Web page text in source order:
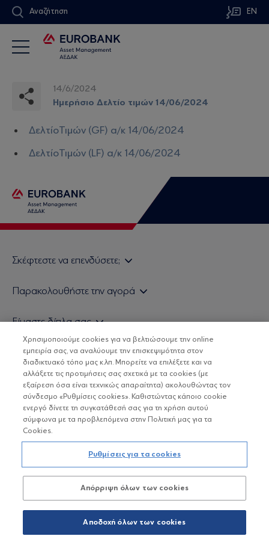
Αναζήτηση EN
14/6/2024
Ημερήσιο Δελτίο τιμών 14/06/2024
ΔελτίοΤιμών (GF) α/κ 14/06/2024
ΔελτίοΤιμών (LF) α/κ 14/06/2024
Σκέφτεστε να επενδύσετε;
Τιμολογιακή Πολιτική
Δείτε τις πολιτικές μας
Βασικές Γνώσεις
Παρακολουθήστε την αγορά
Τα νέα μας
Χρήσιμοι σύνδεσμοι
Είμαστε δίπλα σας
H Eurobank Asset Management ΑΕΔΑΚ
Επενδυτική φιλοσοφία ESG
Πιστοποιημένα στελέχη και συνεργάτες
Αποστολή Βιογραφικών
ΟΙ ΟΣΕΚΑ ΔΕΝ ΕΧΟΥΝ ΕΓΓΥΗΜΕΝΗ ΑΠΟΔΟΣΗ ΚΑΙ ΟΙ
ΠΡΟΗΓΟΥΜΕΝΕΣ ΑΠΟΔΟΣΕΙΣ ΔΕΝ ΔΙΑΣΦΑΛΙΖΟΥΝ ΤΙΣ
ΜΕΛΛΟΝΤΙΚΕΣ
Copyright © Eurobank ΑΕΔΑΚ
Προστασία Προσωπικών Δεδομένων
Όροι χρήσης
Πολιτική cookies
Χρησιμοποιούμε cookies για να βελτιώσουμε την online
εμπειρία σας, να αναλύουμε την επισκεψιμότητα στον
διαδικτυακό τόπο μας κ.λπ. Μπορείτε να επιλέξετε και να
αλλάξετε τις προτιμήσεις σας σχετικά με τα cookies (με
εξαίρεση όσα είναι τεχνικώς απαραίτητα) ακολουθώντας τον
σύνδεσμο «Ρυθμίσεις cookies». Καθιστώντας κάποιο cookie
ενεργό δίνετε τη συγκατάθεσή σας για τη χρήση αυτού
σύμφωνα με τα προβλεπόμενα στην Πολιτική μας για τα
Cookies.
Ρυθμίσεις για τα cookies
Απόρριψη όλων των cookies
Αποδοχή όλων των cookies